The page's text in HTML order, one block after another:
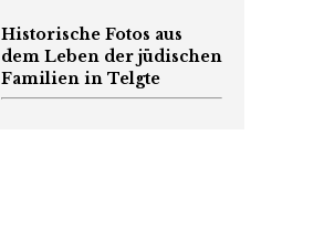
Historische Fotos aus
dem Leben der jüdischen
Familien in Telgte